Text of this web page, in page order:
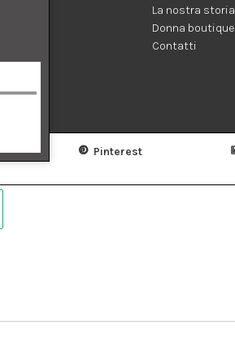
La nostra storia
Donna boutique
Contatti
Pinterest